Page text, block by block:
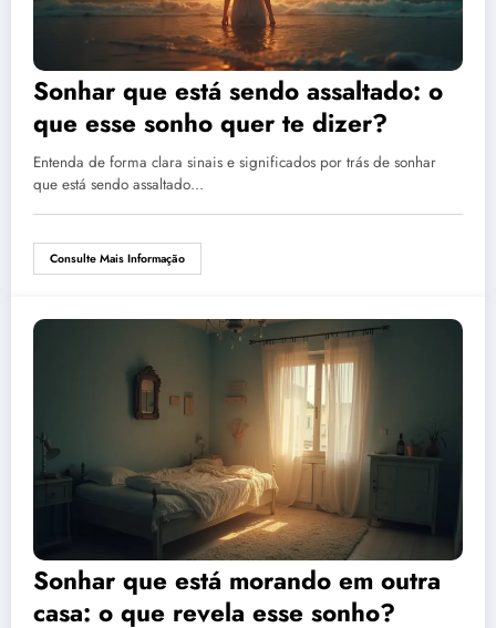
Sonhar que está sendo assaltado: o
que esse sonho quer te dizer?
Entenda de forma clara sinais e significados por trás de sonhar
que está sendo assaltado…
Consulte Mais Informação
Sonhar que está morando em outra
casa: o que revela esse sonho?